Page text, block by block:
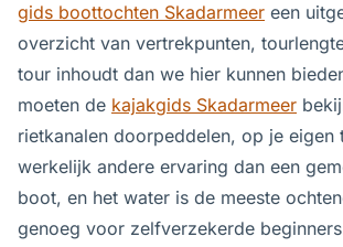
gids boottochten Skadarmeer een
overzicht van vertrekpunten,
tour inhoudt dan we hier kunnen
moeten de kajakgids Skadarmeer
rietkanalen doorpeddelen, op je eigen
werkelijk andere ervaring dan een
boot, en het water is de meeste
genoeg voor zelfverzekerde